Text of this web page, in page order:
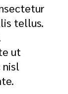
tellus.
ut
nisl